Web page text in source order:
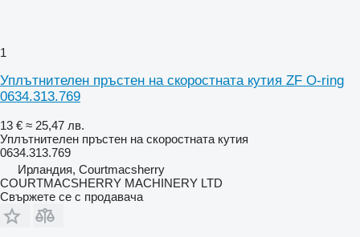
1
Уплътнителен пръстен на скоростната кутия ZF O-ring
0634.313.769
13 € ≈ 25,47 лв.
Уплътнителен пръстен на скоростната кутия
0634.313.769
Ирландия, Courtmacsherry
COURTMACSHERRY MACHINERY LTD
Свържете се с продавача